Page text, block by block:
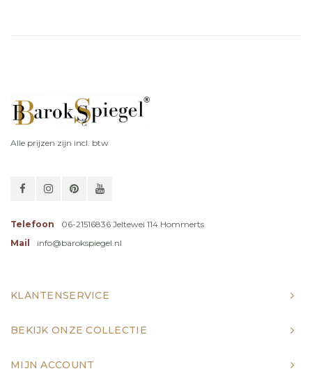
Alle prijzen zijn incl. btw
Telefoon
06-21516836 Jeltewei 114 Hommerts
Mail
info@barokspiegel.nl
KLANTENSERVICE
BEKIJK ONZE COLLECTIE
MIJN ACCOUNT